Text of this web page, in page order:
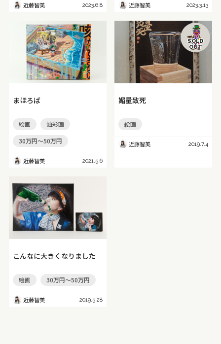
近藤智美 2023.6.8 近藤智美 2023.3.13
まほろば
絵画
油彩画
30万円～50万円
近藤智美 2021.5.6
SOLD
OUT
媚量致死
絵画
近藤智美 2019.7.4
こんなに大きくなりました
絵画 30万円～50万円
近藤智美 2019.5.28